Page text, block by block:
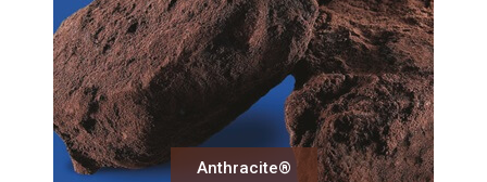
Anthracite®